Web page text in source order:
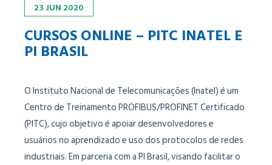
23 JUN 2020
CURSOS ONLINE – PITC INATEL E
PI BRASIL
O Instituto Nacional de Telecomunicações (Inatel) é um
Centro de Treinamento PROFIBUS/PROFINET Certificado
(PITC), cujo objetivo é apoiar desenvolvedores e
usuários no aprendizado e uso dos protocolos de redes
industriais. Em parceria com a PI Brasil, visando facilitar o